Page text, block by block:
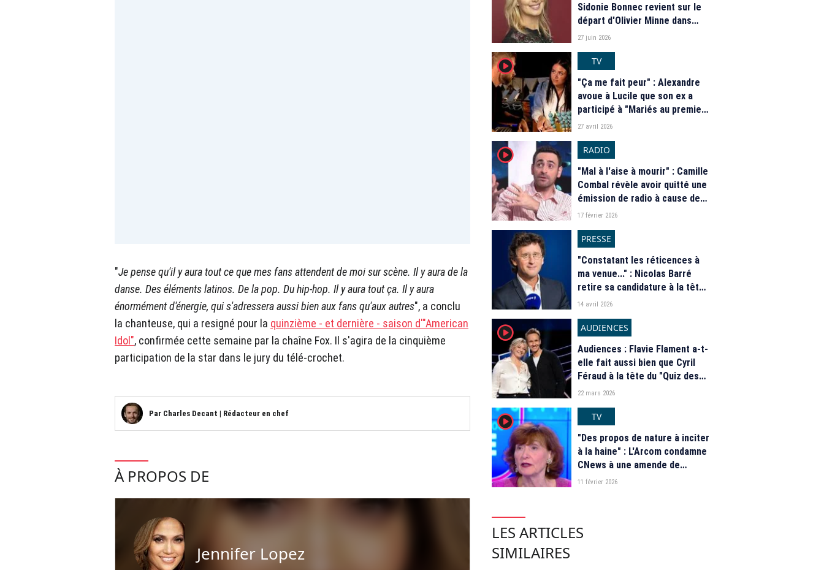
"Je pense qu'il y aura tout ce que mes fans attendent de moi sur scène. Il y aura de la
danse. Des éléments latinos. De la pop. Du hip-hop. Il y aura tout ça. Il y aura
énormément d'énergie, qui s'adressera aussi bien aux fans qu'aux autres", a conclu
la chanteuse, qui a resigné pour la quinzième - et dernière - saison d'"American
Idol", confirmée cette semaine par la chaîne Fox. Il s'agira de la cinquième
participation de la star dans le jury du télé-crochet.
Par Charles Decant | Rédacteur en chef
À PROPOS DE
Jennifer Lopez
Sidonie Bonnec revient sur le
départ d'Olivier Minne dans
"Tout le monde a son mot à
27 juin 2026
player2
TV
"Ça me fait peur" : Alexandre
avoue à Lucile que son ex a
participé à "Mariés au premier
regard" l'année dernière et
mariage, elle tombe de haut
27 avril 2026
player2
RADIO
"Mal à l'aise à mourir" : Camille
Combal révèle avoir quitté une
émission de radio à cause de
sa pudeur
17 février 2026
PRESSE
"Constatant les réticences à
ma venue..." : Nicolas Barré
retire sa candidature à la tête
de "Libération" face à
14 avril 2026
player2
AUDIENCES
Audiences : Flavie Flament a-t-
elle fait aussi bien que Cyril
Féraud à la tête du "Quiz des
champions" sur France 2 ?
22 mars 2026
player2
TV
"Des propos de nature à inciter
à la haine" : L'Arcom condamne
CNews à une amende de
100.000 euros après deux
11 février 2026
LES ARTICLES
SIMILAIRES